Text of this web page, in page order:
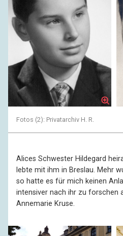
Fotos (2): Privatarchiv H. R.
Alices Schwester Hildegard
lebte mit ihm in Breslau. Mehr
so hatte es für mich keinen
intensiver nach ihr zu forschen
Annemarie Kruse.